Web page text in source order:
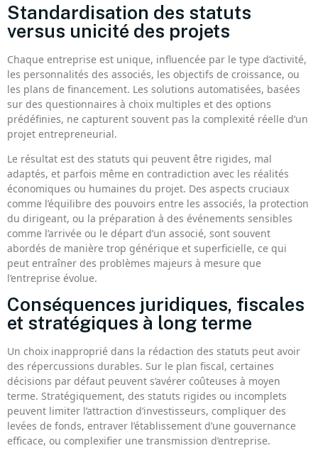
Standardisation des statuts
versus unicité des projets
Chaque entreprise est unique, influencée par le type d’activité,
les personnalités des associés, les objectifs de croissance, ou
les plans de financement. Les solutions automatisées, basées
sur des questionnaires à choix multiples et des options
prédéfinies, ne capturent souvent pas la complexité réelle d’un
projet entrepreneurial.
Le résultat est des statuts qui peuvent être rigides, mal
adaptés, et parfois même en contradiction avec les réalités
économiques ou humaines du projet. Des aspects cruciaux
comme l’équilibre des pouvoirs entre les associés, la protection
du dirigeant, ou la préparation à des événements sensibles
comme l’arrivée ou le départ d’un associé, sont souvent
abordés de manière trop générique et superficielle, ce qui
peut entraîner des problèmes majeurs à mesure que
l’entreprise évolue.
Conséquences juridiques, fiscales
et stratégiques à long terme
Un choix inapproprié dans la rédaction des statuts peut avoir
des répercussions durables. Sur le plan fiscal, certaines
décisions par défaut peuvent s’avérer coûteuses à moyen
terme. Stratégiquement, des statuts rigides ou incomplets
peuvent limiter l’attraction d’investisseurs, compliquer des
levées de fonds, entraver l’établissement d’une gouvernance
efficace, ou complexifier une transmission d’entreprise.